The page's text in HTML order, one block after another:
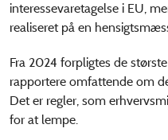
interessevaretagelse i EU,
realiseret på en
Fra 2024 forpligtes de
rapportere omfattende om
Det er regler, som
for at lempe.